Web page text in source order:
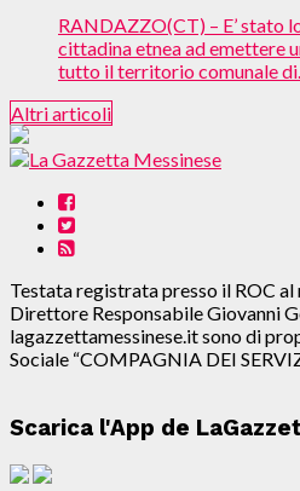
RANDAZZO(CT) – E’ stato
cittadina etnea ad emettere
tutto il territorio comunale di...
Altri articoli
Testata registrata presso il ROC al
Direttore Responsabile Giovanni
lagazzettamessinese.it sono di
Sociale “COMPAGNIA DEI
Scarica l'App de